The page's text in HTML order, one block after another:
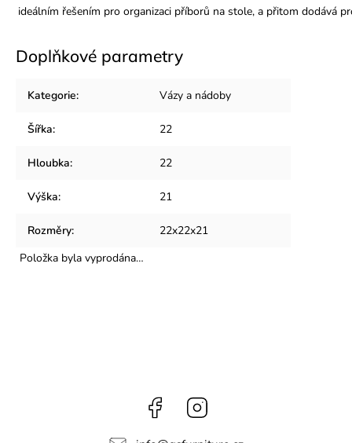
ideálním řešením pro organizaci příborů na stole, a přitom dodává
Doplňkové parametry
Kategorie: Vázy a nádoby
Šířka: 22
Hloubka: 22
Výška: 21
Rozměry:
22x22x21
Položka byla vyprodána…
Facebook